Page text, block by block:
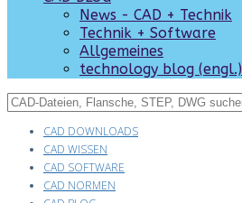
News - CAD + Technik
Technik + Software
Allgemeines
technology blog (engl.)
CAD DOWNLOADS
CAD WISSEN
CAD SOFTWARE
CAD NORMEN